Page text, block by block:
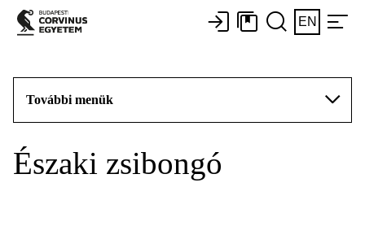
EN
További menük
Északi zsibongó